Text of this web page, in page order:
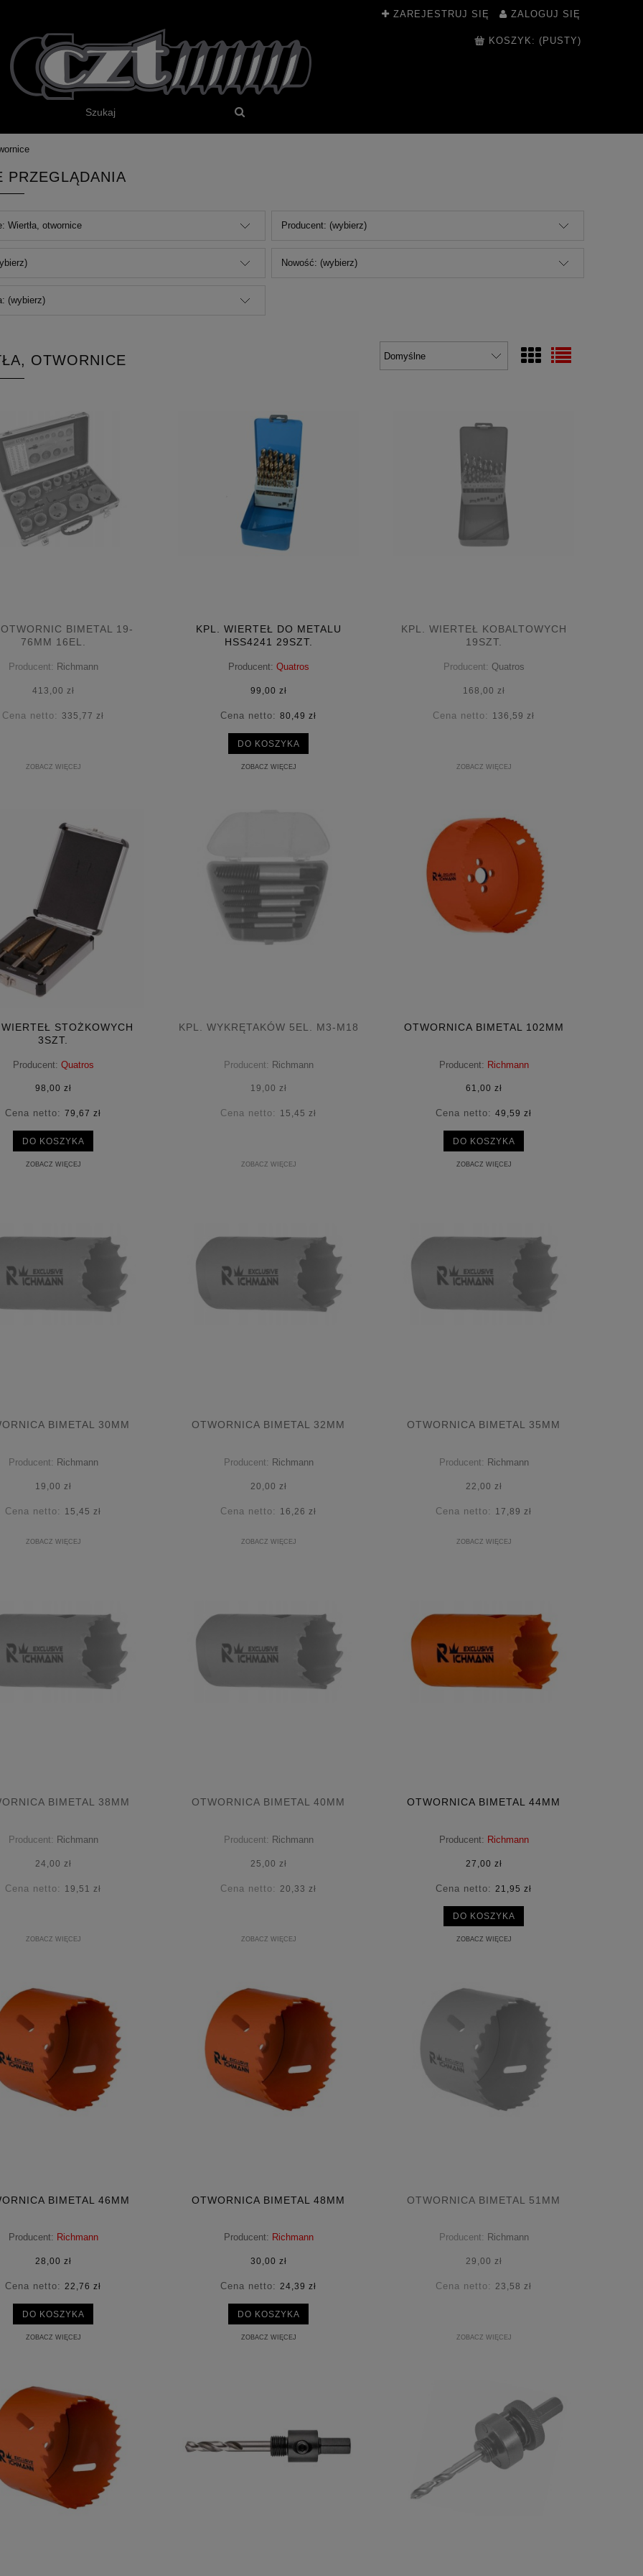
ZAREJESTRUJ SIĘ ZALOGUJ SIĘ
KOSZYK: (PUSTY)
PRZEGLĄDANIA
Wiertła, otwornice Producent: (wybierz)
Nowość: (wybierz)
(wybierz)
OTWORNICE
BIMETAL 19-
76MM 16EL.
Producent: Richmann
413,00 zł
Cena netto: 335,77 zł
ZOBACZ WIĘCEJ
KPL. WIERTEŁ DO METALU
HSS4241 29SZT.
Producent: Quatros
99,00 zł
Cena netto: 80,49 zł
DO KOSZYKA
ZOBACZ WIĘCEJ
KPL. WIERTEŁ KOBALTOWYCH
19SZT.
Producent: Quatros
168,00 zł
Cena netto: 136,59 zł
ZOBACZ WIĘCEJ
STOŻKOWYCH
3SZT.
Producent: Quatros
98,00 zł
Cena netto: 79,67 zł
DO KOSZYKA
ZOBACZ WIĘCEJ
KPL. WYKRĘTAKÓW 5EL. M3-M18
Producent: Richmann
19,00 zł
Cena netto: 15,45 zł
ZOBACZ WIĘCEJ
OTWORNICA BIMETAL 102MM
Producent: Richmann
61,00 zł
Cena netto: 49,59 zł
DO KOSZYKA
ZOBACZ WIĘCEJ
BIMETAL 30MM
Producent: Richmann
19,00 zł
Cena netto: 15,45 zł
ZOBACZ WIĘCEJ
OTWORNICA BIMETAL 32MM
Producent: Richmann
20,00 zł
Cena netto: 16,26 zł
ZOBACZ WIĘCEJ
OTWORNICA BIMETAL 35MM
Producent: Richmann
22,00 zł
Cena netto: 17,89 zł
ZOBACZ WIĘCEJ
BIMETAL 38MM
Producent: Richmann
24,00 zł
Cena netto: 19,51 zł
ZOBACZ WIĘCEJ
OTWORNICA BIMETAL 40MM
Producent: Richmann
25,00 zł
Cena netto: 20,33 zł
ZOBACZ WIĘCEJ
OTWORNICA BIMETAL 44MM
Producent: Richmann
27,00 zł
Cena netto: 21,95 zł
DO KOSZYKA
ZOBACZ WIĘCEJ
BIMETAL 46MM
Producent: Richmann
28,00 zł
Cena netto: 22,76 zł
DO KOSZYKA
ZOBACZ WIĘCEJ
OTWORNICA BIMETAL 48MM
Producent: Richmann
30,00 zł
Cena netto: 24,39 zł
DO KOSZYKA
ZOBACZ WIĘCEJ
OTWORNICA BIMETAL 51MM
Producent: Richmann
29,00 zł
Cena netto: 23,58 zł
ZOBACZ WIĘCEJ